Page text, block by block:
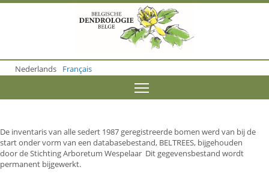
o
m
o
n
t
e
n
Nederlands Français
De inventaris van alle sedert 1987 geregistreerde bomen werd van bij de
start onder vorm van een databasebestand, BELTREES, bijgehouden
door de Stichting Arboretum Wespelaar Dit gegevensbestand wordt
permanent bijgewerkt.